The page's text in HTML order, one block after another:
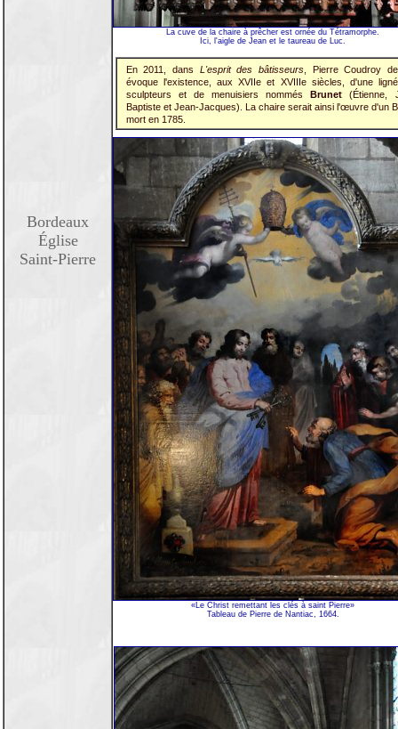
Bordeaux
Église
Saint-Pierre
La cuve de la chaire à prêcher est ornée du Tétramorphe.
Ici, l'aigle de Jean et le taureau de Luc.
En 2011, dans L'esprit des bâtisseurs, Pierre Coudroy
évoque l'existence, aux XVIIe et XVIIIe siècles, d'une
sculpteurs et de menuisiers nommésBrunet (Étienne,
Baptiste et Jean-Jacques). La chaire serait ainsi l'œuvre d'un
mort en 1785.
«Le Christ remettant les clés à saint Pierre»
Tableau de Pierre de Nantiac, 1664.